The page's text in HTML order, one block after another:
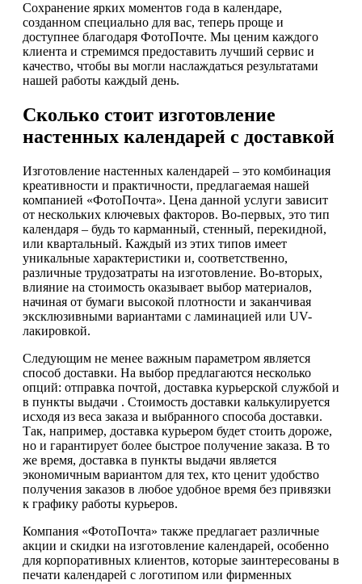
Сохранение ярких моментов года в календаре,
созданном специально для вас, теперь проще и
доступнее благодаря ФотоПочте. Мы ценим каждого
клиента и стремимся предоставить лучший сервис и
качество, чтобы вы могли наслаждаться результатами
нашей работы каждый день.
Сколько стоит изготовление
настенных календарей с доставкой
Изготовление настенных календарей – это комбинация
креативности и практичности, предлагаемая нашей
компанией «ФотоПочта». Цена данной услуги зависит
от нескольких ключевых факторов. Во-первых, это тип
календаря – будь то карманный, стенный, перекидной,
или квартальный. Каждый из этих типов имеет
уникальные характеристики и, соответственно,
различные трудозатраты на изготовление. Во-вторых,
влияние на стоимость оказывает выбор материалов,
начиная от бумаги высокой плотности и заканчивая
эксклюзивными вариантами с ламинацией или UV-
лакировкой.
Следующим не менее важным параметром является
способ доставки. На выбор предлагаются несколько
опций: отправка почтой, доставка курьерской службой и
в пункты выдачи . Стоимость доставки калькулируется
исходя из веса заказа и выбранного способа доставки.
Так, например, доставка курьером будет стоить дороже,
но и гарантирует более быстрое получение заказа. В то
же время, доставка в пункты выдачи является
экономичным вариантом для тех, кто ценит удобство
получения заказов в любое удобное время без привязки
к графику работы курьеров.
Компания «ФотоПочта» также предлагает различные
акции и скидки на изготовление календарей, особенно
для корпоративных клиентов, которые заинтересованы в
печати календарей с логотипом или фирменных